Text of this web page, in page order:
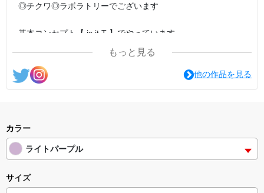
◎チクワ◎ラボラトリーでございます
基本コンセプト【 is it.T 】でやっています
見た人が、思わず『イジりたい』と思ってしまうような
どうぞ、ごゆっくり ご覧ください
もっと見る
他の作品を見る
カラー
ライトパープル
サイズ